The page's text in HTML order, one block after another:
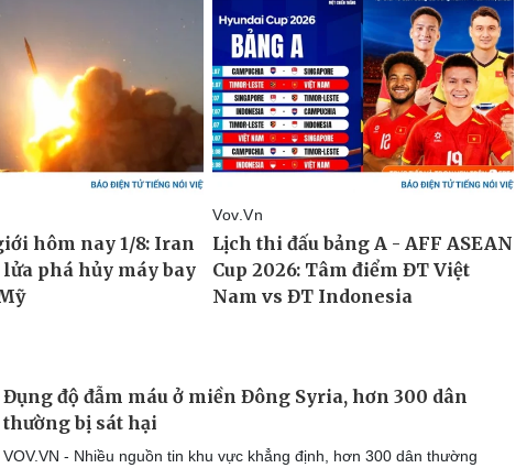
Đụng độ đẫm máu ở miền Đông Syria, hơn 300 dân
thường bị sát hại
VOV.VN - Nhiều nguồn tin khu vực khẳng định, hơn 300 dân thường